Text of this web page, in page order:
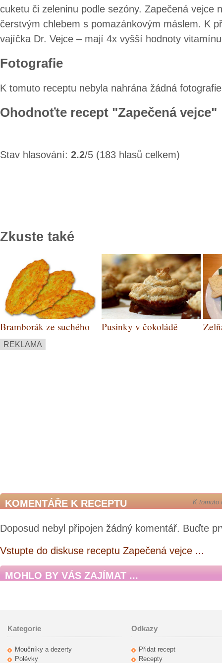
cuketu či zeleninu podle sezóny. Zapečená vejce
čerstvým chlebem s pomazánkovým máslem. K
vajíčka Dr. Vejce – mají 4x vyšší hodnoty
Fotografie
K tomuto receptu nebyla nahrána žádná
Ohodnoťte recept "Zapečená vejce"
Stav hlasování: 2.2/5 (183 hlasů celkem)
Zkuste také
Bramborák ze suchého
chleba
Pusinky v čokoládě
REKLAMA
KOMENTÁŘE K RECEPTU K tomuto
Doposud nebyl připojen žádný komentář. Buďte
Vstupte do diskuse receptu Zapečená vejce ...
MOHLO BY VÁS ZAJÍMAT ...
Kategorie
Moučníky a dezerty
Polévky
Odkazy
Přidat recept
Recepty